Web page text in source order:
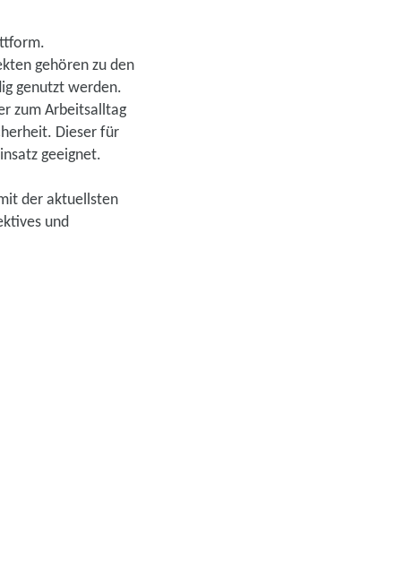
gehören zu den
genutzt werden.
zum Arbeitsalltag
Dieser für
geeignet.
der aktuellsten
und